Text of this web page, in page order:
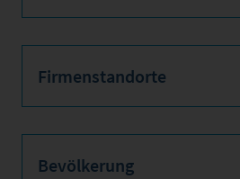
Firmenstandorte
Bevölkerung